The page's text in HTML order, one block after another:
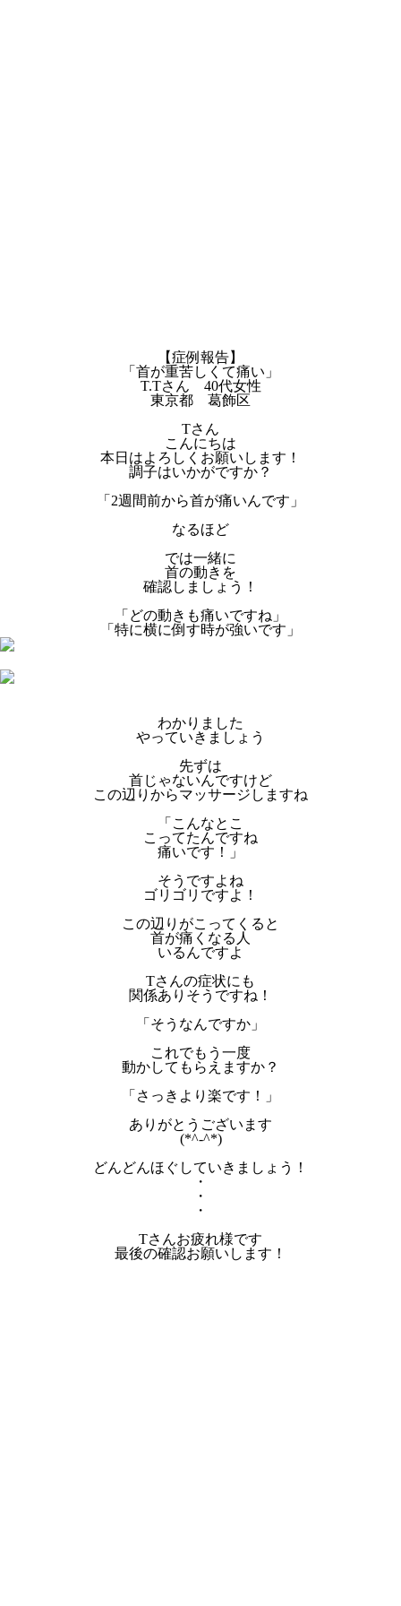
【症例報告】
「首が重苦しくて痛い」
T.Tさん 40代女性
東京都 葛飾区
Tさん
こんにちは
本日はよろしくお願いします！
調子はいかがですか？
「2週間前から首が痛いんです」
なるほど
では一緒に
首の動きを
確認しましょう！
「どの動きも痛いですね」
「特に横に倒す時が強いです」
わかりました
やっていきましょう
先ずは
首じゃないんですけど
この辺りからマッサージしますね
「こんなとこ
こってたんですね
痛いです！」
そうですよね
ゴリゴリですよ！
この辺りがこってくると
首が痛くなる人
いるんですよ
Tさんの症状にも
関係ありそうですね！
「そうなんですか」
これでもう一度
動かしてもらえますか？
「さっきより楽です！」
ありがとうございます
(*^-^*)
どんどんほぐしていきましょう！
・
・
・
Tさんお疲れ様です
最後の確認お願いします！